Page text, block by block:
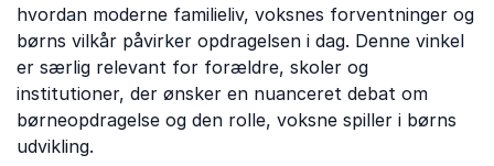
hvordan moderne familieliv, voksnes forventninger og
børns vilkår påvirker opdragelsen i dag. Denne vinkel
er særlig relevant for forældre, skoler og
institutioner, der ønsker en nuanceret debat om
børneopdragelse og den rolle, voksne spiller i børns
udvikling.